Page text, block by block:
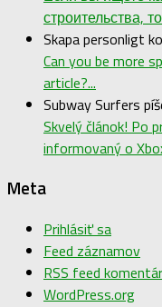
строительства,
Skapa personligt
Can you be more
article?...
Subway Surfers
Skvelý článok! Po
informovaný o
Meta
Prihlásiť sa
Feed záznamov
RSS feed
WordPress.org